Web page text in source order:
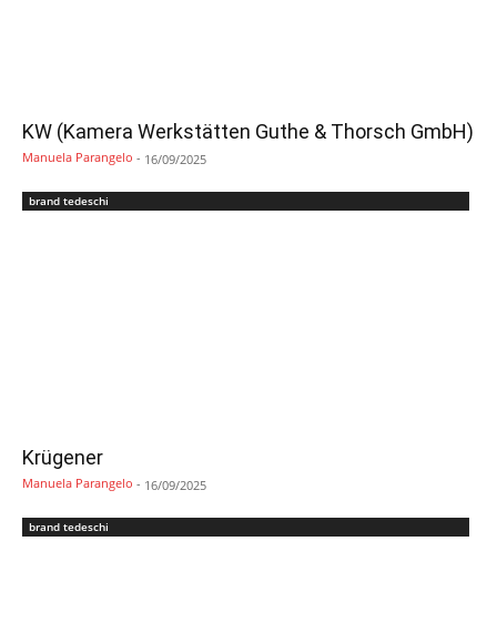
KW (Kamera Werkstätten Guthe & Thorsch GmbH)
Manuela Parangelo - 16/09/2025
brand tedeschi
Krügener
Manuela Parangelo - 16/09/2025
brand tedeschi